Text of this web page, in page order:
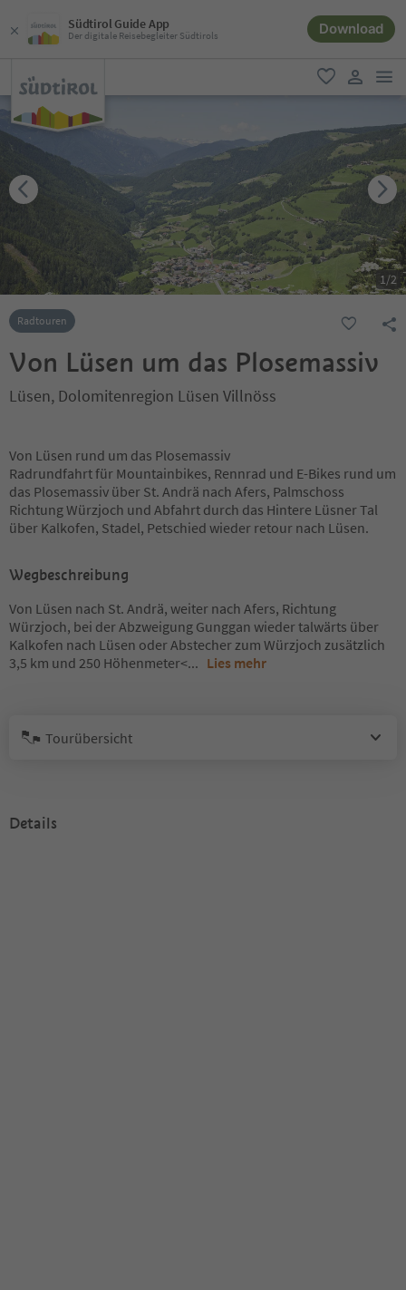
Südtirol Guide App
Der digitale Reisebegleiter Südtirols Download
favorit
user link
1/2
Radtouren
Von Lüsen um das Plosemassiv
Lüsen, Dolomitenregion Lüsen Villnöss
Von Lüsen rund um das Plosemassiv
Radrundfahrt für Mountainbikes, Rennrad und E-Bikes rund um
das Plosemassiv über St. Andrä nach Afers, Palmschoss
Richtung Würzjoch und Abfahrt durch das Hintere Lüsner Tal
über Kalkofen, Stadel, Petschied wieder retour nach Lüsen.
Wegbeschreibung
Von Lüsen nach St. Andrä, weiter nach Afers, Richtung
Würzjoch, bei der Abzweigung Gunggan wieder talwärts über
Kalkofen nach Lüsen oder Abstecher zum Würzjoch zusätzlich
3,5 km und 250 Höhenmeter<... Lies mehr
Tourübersicht
Details